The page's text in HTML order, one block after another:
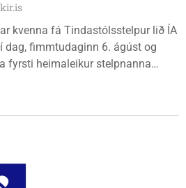
kvenna fá Tindastólsstelpur lið ÍA
dag, fimmtudaginn 6. ágúst og
fyrsti heimaleikur stelpnanna
er fín, lítil háttar rigning og